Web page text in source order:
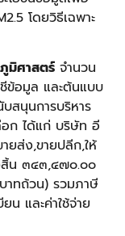
โดยวิธีเฉพาะ
มิศาสตร์ จํานวน
ข้อมูล และต้นแบบ
บสนุนการบริหาร
ก ได้แก่ บริษัท อี
ยส่ง,ขายปลีก,ให้
สิ้น ๓๔๓,๔๗๐.๐๐
าทถ้วน) รวมภาษี
น และค่าใช้จ่าย